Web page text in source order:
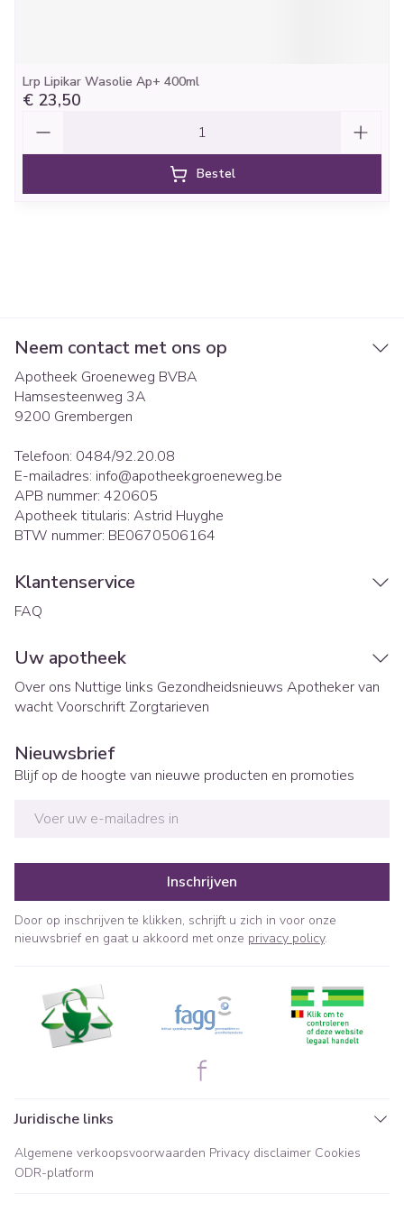
Lrp Lipikar Wasolie Ap+ 400ml
€ 23,50
Bestel
Neem contact met ons op
Apotheek Groeneweg BVBA
Hamsesteenweg 3A
9200 Grembergen
Telefoon: 0484/92.20.08
E-mailadres: info@apotheekgroeneweg.be
APB nummer: 420605
Apotheek titularis: Astrid Huyghe
BTW nummer: BE0670506164
Klantenservice
FAQ
Uw apotheek
Over ons Nuttige links Gezondheidsnieuws Apotheker van
wachtVoorschrift Zorgtarieven
Nieuwsbrief
Blijf op de hoogte van nieuwe producten en promoties
Inschrijven
Door op inschrijven te klikken, schrijft u zich in voor onze
nieuwsbrief en gaat u akkoord met onze privacy policy.
Juridische links
Algemene verkoopsvoorwaarden Privacy disclaimer Cookies
ODR-platform